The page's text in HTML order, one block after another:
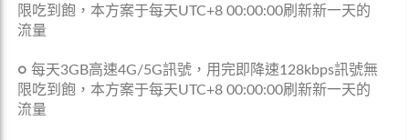
限吃到飽，本方案于每天UTC+8 00:00:00刷新新一天的
流量
○ 每天3GB高速4G/5G訊號，用完即降速128kbps訊號無
限吃到飽，本方案于每天UTC+8 00:00:00刷新新一天的
流量